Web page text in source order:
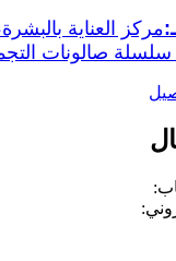
مركز العناية
سلسلة صالونات